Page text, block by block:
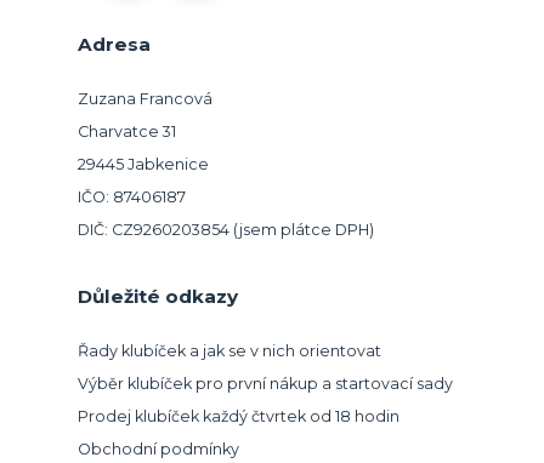
Adresa
Zuzana Francová
Charvatce 31
29445 Jabkenice
IČO: 87406187
DIČ: CZ9260203854 (jsem plátce DPH)
Důležité odkazy
Řady klubíček a jak se v nich orientovat
Výběr klubíček pro první nákup a startovací sady
Prodej klubíček každý čtvrtek od 18 hodin
Obchodní podmínky